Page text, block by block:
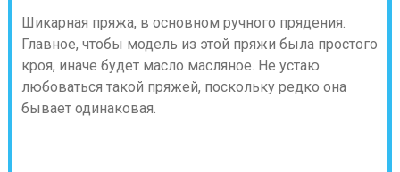
Шикарная пряжа, в основном ручного прядения.
Главное, чтобы модель из этой пряжи была простого
кроя, иначе будет масло масляное. Не устаю
любоваться такой пряжей, поскольку редко она
бывает одинаковая.